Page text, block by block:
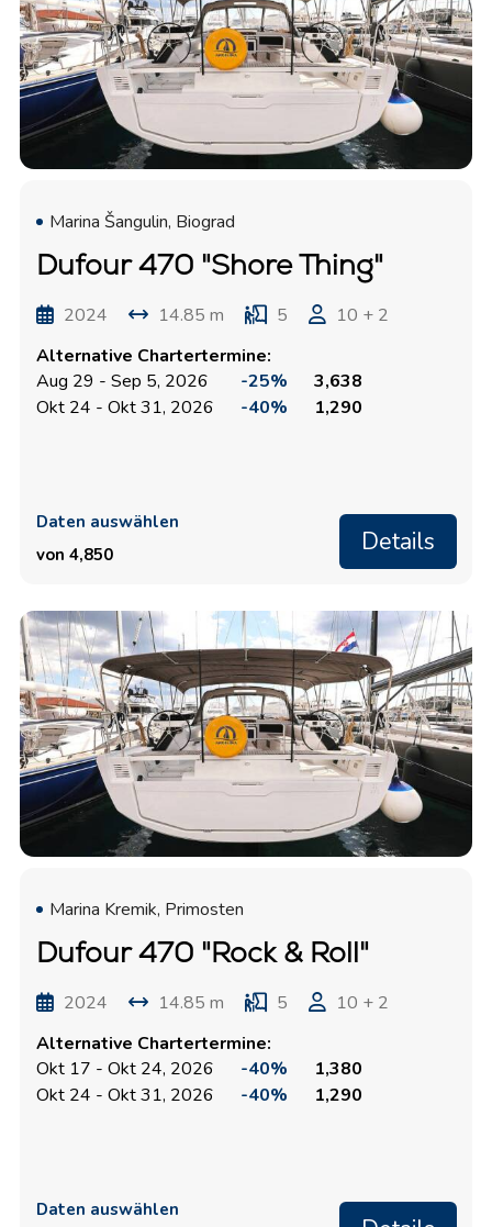
Marina Šangulin, Biograd
Dufour 470 "Shore Thing"
2024 14.85 m 5
10 + 2
Alternative Chartertermine:
Aug 29 - Sep 5, 2026
-25%
3,638
Okt 24 - Okt 31, 2026
-40% 1,290
Daten auswählen
von 4,850
Details
Marina Kremik, Primosten
Dufour 470 "Rock & Roll"
2024 14.85 m 5
10 + 2
Alternative Chartertermine:
Okt 17 - Okt 24, 2026
-40%
1,380
Okt 24 - Okt 31, 2026
-40% 1,290
Daten auswählen